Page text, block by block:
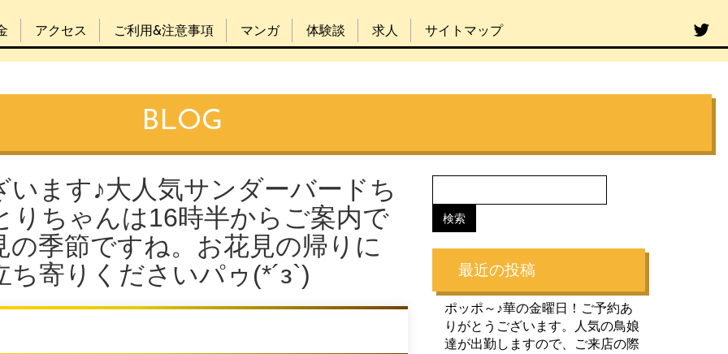
アクセス ご利用&注意事項 マンガ 体験談 求人 サイトマップ
BLOG
ます♪大人気サンダーバードち
りちゃんは16時半からご案内で
季節ですね。お花見の帰りに
寄りくださいパゥ(*´з`)
最近の投稿
ポッポ～♪華の金曜日！ご予約あ
りがとうございます。人気の鳥娘
達が出勤しますので、ご来店の際